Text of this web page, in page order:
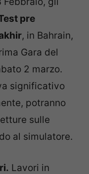
pre
, in Bahrain,
Gara del
2 marzo.
significativo
potranno
sulle
al simulatore.
Lavori in